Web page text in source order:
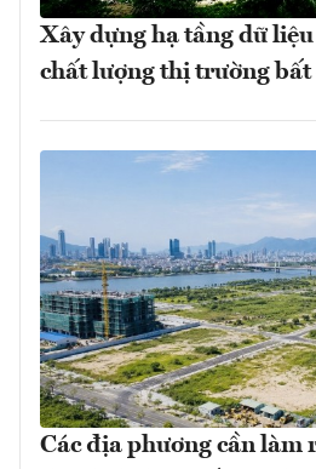
Xây dựng hạ tầng dữ liệu
chất lượng thị trường bất
Các địa phương cần làm